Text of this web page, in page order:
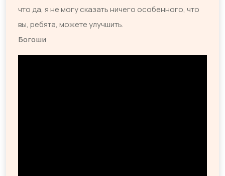
что да, я не могу сказать ничего особенного, что
вы, ребята, можете улучшить.
Богоши